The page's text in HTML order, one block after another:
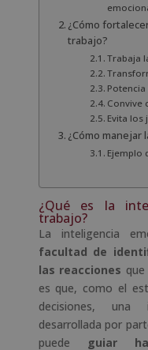
¿Cómo
trabajo?
Trabaja
Convive
Evita los
¿Cómo manejar
Ejemplo
¿Qué es la
trabajo?
La inteligencia
facultad de
las reacciones
es que, como el
decisiones, una
desarrollada por
puede
guiar